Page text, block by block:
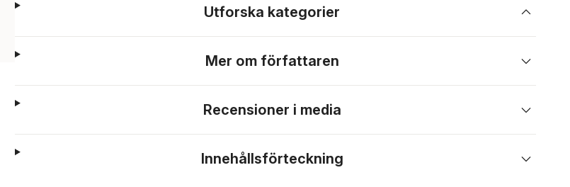
Utforska kategorier
Mer om författaren
Recensioner i media
Innehållsförteckning